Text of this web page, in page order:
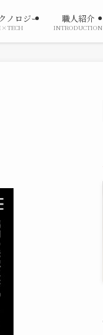
ノロジー 職人紹介
INTRODUCTION